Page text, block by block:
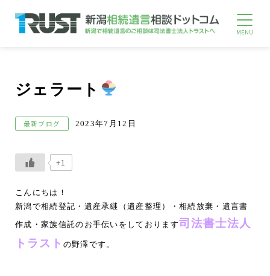
ジェラート
最新ブログ 2023年7月12日
+1
こんにちは！
新潟で相続登記・遺産承継（遺産整理）・相続放棄・遺言書
作成・家族信託のお手伝いをしております司法書士法人
トラスト の野澤です。